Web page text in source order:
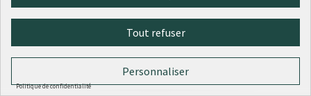
156 - Des artistes dans l'école : un
En cours
Tout refuser
Personnaliser
Politique de confidentialité